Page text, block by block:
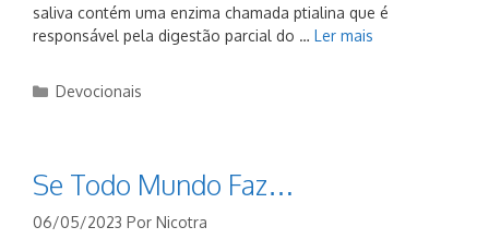
saliva contém uma enzima chamada ptialina que é
responsável pela digestão parcial do … Ler mais
Categorias
Devocionais
Se Todo Mundo Faz…
06/05/2023 Por Nicotra